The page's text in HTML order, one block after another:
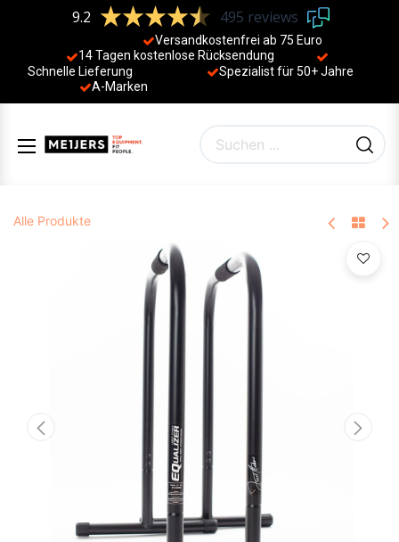
9.2 495 reviews
Versandkostenfrei ab 75 Euro
14 Tagen kostenlose Rücksendung
Schnelle Lieferung
Spezialist für 50+ Jahre
A-Marken
Alle Produkte